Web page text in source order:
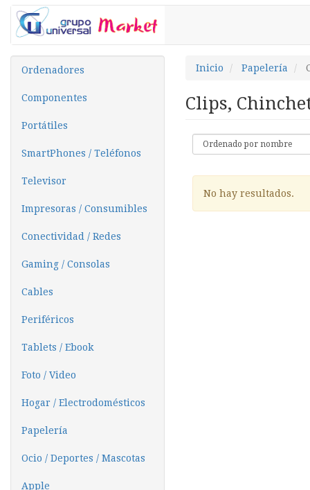
Ordenadores
Componentes
Portátiles
SmartPhones / Teléfonos
Televisor
Impresoras / Consumibles
Conectividad / Redes
Gaming / Consolas
Cables
Periféricos
Tablets / Ebook
Foto / Video
Hogar / Electrodomésticos
Papelería
Ocio / Deportes / Mascotas
Apple
Inicio Papelería
Clips,
No hay resultados.